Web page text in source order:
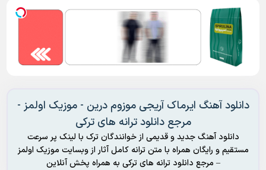
دانلود آهنگ ایرماک آریجی موزوم درین - موزیک اولمز -
مرجع دانلود ترانه های ترکی
دانلود آهنگ جدید و قدیمی از خوانندگان ترک با لینک پر سرعت
مستقیم و رایگان همراه با متن ترانه کامل آثار از وبسایت موزیک اولمز
– مرجع دانلود ترانه های ترکی به همراه پخش آنلاین